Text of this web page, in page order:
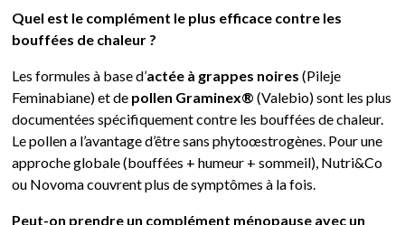
Quel est le complément le plus efficace contre les
bouffées de chaleur ?
Les formules à base d’actée à grappes noires (Pileje
Feminabiane) et de pollen Graminex® (Valebio) sont les plus
documentées spécifiquement contre les bouffées de chaleur.
Le pollen a l’avantage d’être sans phytoœstrogènes. Pour une
approche globale (bouffées + humeur + sommeil), Nutri&Co
ou Novoma couvrent plus de symptômes à la fois.
Peut-on prendre un complément ménopause avec un